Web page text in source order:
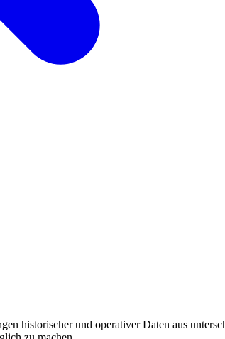
historischer und operativer Daten aus